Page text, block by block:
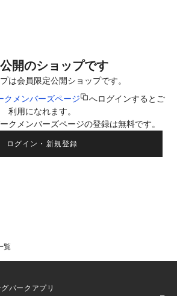
開のショップです
は会員限定公開ショップです。
クメンバーズページ
へログインするとご
利用になれます。
クメンバーズページの登録は無料です。
ログイン・新規登録
覧
パークアプリ